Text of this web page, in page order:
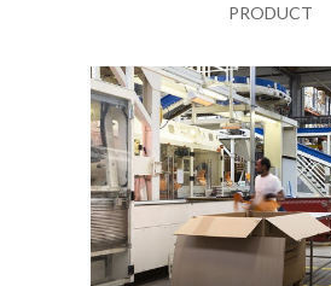
PRODUCT